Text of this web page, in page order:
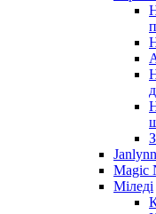
Janlynn
Magic
Міледі